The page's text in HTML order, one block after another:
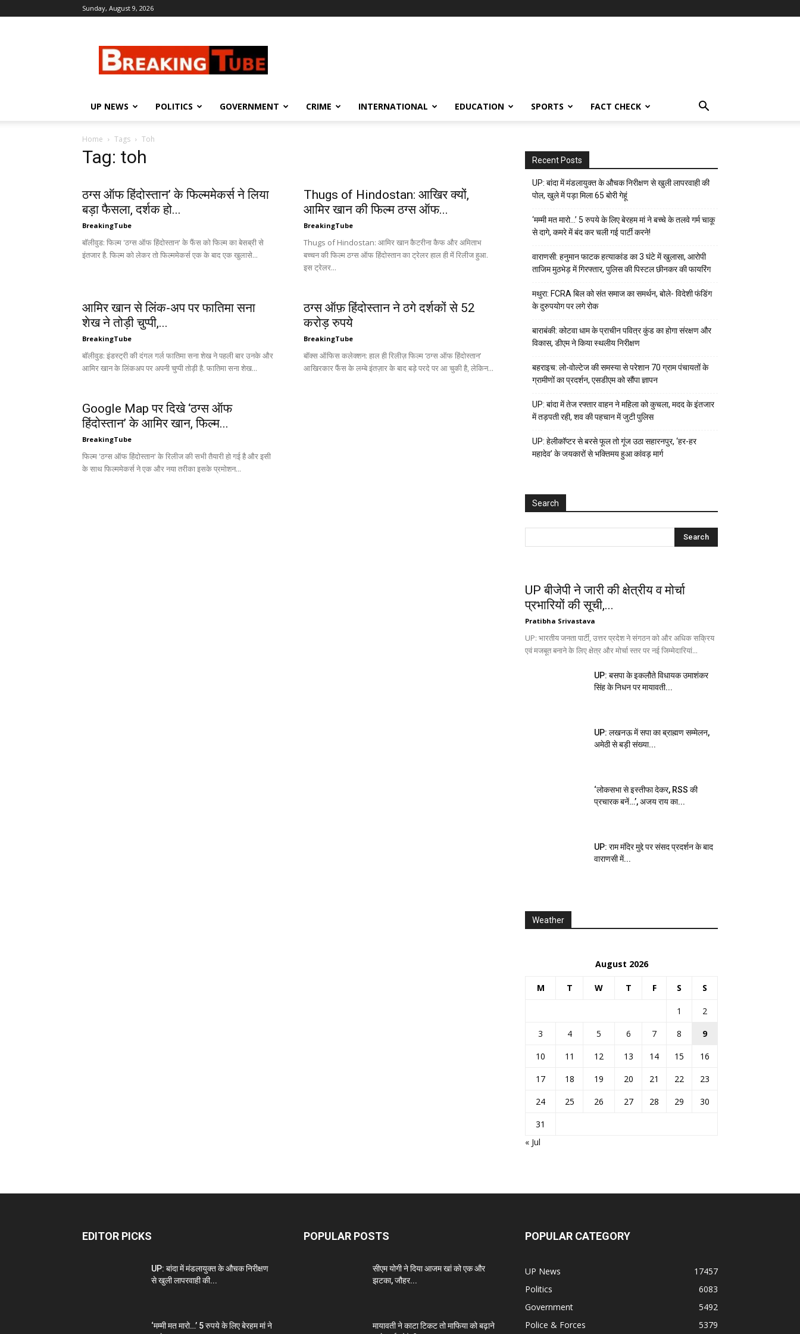
Sunday, August 9, 2026
UP NEWS POLITICS GOVERNMENT CRIME INTERNATIONAL EDUCATION SPORTS FACT CHECK
Home Tags Toh
Tag: toh
ठग्स ऑफ हिंदोस्तान’ के फिल्ममेकर्स ने लिया
बड़ा फैसला, दर्शक हो...
BreakingTube
बॉलीवुड: फिल्म 'ठग्स ऑफ हिंदोस्तान' के फैंस को फिल्म का बेसब्री से
इंतजार है. फिल्म को लेकर तो फिल्ममेकर्स एक के बाद एक खुलासे...
Thugs of Hindostan: आखिर क्यों,
आमिर खान की फिल्म ठग्स ऑफ...
BreakingTube
Thugs of Hindostan: आमिर खान कैटरीना कैफ और अमिताभ
बच्चन की फिल्म ठग्स ऑफ हिंदोस्तान का ट्रेलर हाल ही में रिलीज हुआ.
इस ट्रेलर...
आमिर खान से लिंक-अप पर फातिमा सना
शेख ने तोड़ी चुप्पी,...
BreakingTube
बॉलीवुड: इंडस्ट्री की दंगल गर्ल फातिमा सना शेख ने पहली बार उनके और
आमिर खान के लिंकअप पर अपनी चुप्पी तोड़ी है. फातिमा सना शेख...
ठग्स ऑफ़ हिंदोस्तान ने ठगे दर्शकों से 52
करोड़ रुपये
BreakingTube
बॉक्स ऑफिस कलेक्शन: हाल ही रिलीज़ फिल्म ‘ठग्स ऑफ हिंदोस्तान’
आखिरकार फैंस के लम्बे इंतज़ार के बाद बड़े परदे पर आ चुकी है, लेकिन...
Google Map पर दिखे ‘ठग्स ऑफ
हिंदोस्तान’ के आमिर खान, फिल्म...
BreakingTube
फिल्म 'ठग्स ऑफ हिंदोस्तान' के रिलीज की सभी तैयारी हो गई है और इसी
के साथ फिल्ममेकर्स ने एक और नया तरीका इसके प्रमोशन...
Recent Posts
UP: बांदा में मंडलायुक्त के औचक निरीक्षण से खुली लापरवाही की
पोल, खुले में पड़ा मिला 65 बोरी गेहूं
‘मम्मी मत मारो…’ 5 रुपये के लिए बेरहम मां ने बच्चे के तलवे गर्म चाकू
से दागे, कमरे में बंद कर चली गई पार्टी करने!
वाराणसी: हनुमान फाटक हत्याकांड का 3 घंटे में खुलासा, आरोपी
ताजिम मुठभेड़ में गिरफ्तार, पुलिस की पिस्टल छीनकर की फायरिंग
मथुरा: FCRA बिल को संत समाज का समर्थन, बोले- विदेशी फंडिंग
के दुरुपयोग पर लगे रोक
बाराबंकी: कोटवा धाम के प्राचीन पवित्र कुंड का होगा संरक्षण और
विकास, डीएम ने किया स्थलीय निरीक्षण
बहराइच: लो-वोल्टेज की समस्या से परेशान 70 ग्राम पंचायतों के
ग्रामीणों का प्रदर्शन, एसडीएम को सौंपा ज्ञापन
UP: बांदा में तेज रफ्तार वाहन ने महिला को कुचला, मदद के इंतजार
में तड़पती रही, शव की पहचान में जुटी पुलिस
UP: हेलीकॉप्टर से बरसे फूल तो गूंज उठा सहारनपुर, ‘हर-हर
महादेव’ के जयकारों से भक्तिमय हुआ कांवड़ मार्ग
Search
UP बीजेपी ने जारी की क्षेत्रीय व मोर्चा
प्रभारियों की सूची,...
Pratibha Srivastava
UP: भारतीय जनता पार्टी, उत्तर प्रदेश ने संगठन को और अधिक सक्रिय
एवं मजबूत बनाने के लिए क्षेत्र और मोर्चा स्तर पर नई जिम्मेदारियां...
UP: बसपा के इकलौते विधायक उमाशंकर
सिंह के निधन पर मायावती...
UP: लखनऊ में सपा का ब्राह्मण सम्मेलन,
अमेठी से बड़ी संख्या...
‘लोकसभा से इस्तीफा देकर, RSS की
प्रचारक बनें…’, अजय राय का...
UP: राम मंदिर मुद्दे पर संसद प्रदर्शन के बाद
वाराणसी में...
Weather
August 2026
M T W T F S S
1
2
3
4 5 6 7 8
9
10
11 12 13 14 15
16
17
18 19 20 21 22
23
24
25 26 27 28 29
30
31
« Jul
EDITOR PICKS
UP: बांदा में मंडलायुक्त के औचक निरीक्षण
से खुली लापरवाही की...
‘मम्मी मत मारो…’ 5 रुपये के लिए बेरहम मां ने
POPULAR POSTS
सीएम योगी ने दिया आजम खां को एक और
झटका, जौहर...
मायावती ने काटा टिकट तो माफिया को बढ़ाने
POPULAR CATEGORY
UP News
17457
Politics
6083
Government
5492
Police & Forces
5379